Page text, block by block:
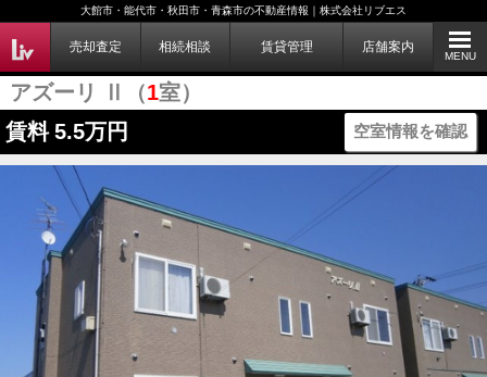
大館市・能代市・秋田市・青森市の不動産情報｜株式会社リブエス
売却査定 相続相談 賃貸管理 店舗案内
MENU
アズーリ Ⅱ（1室）
賃料 5.5万円 空室情報を確認